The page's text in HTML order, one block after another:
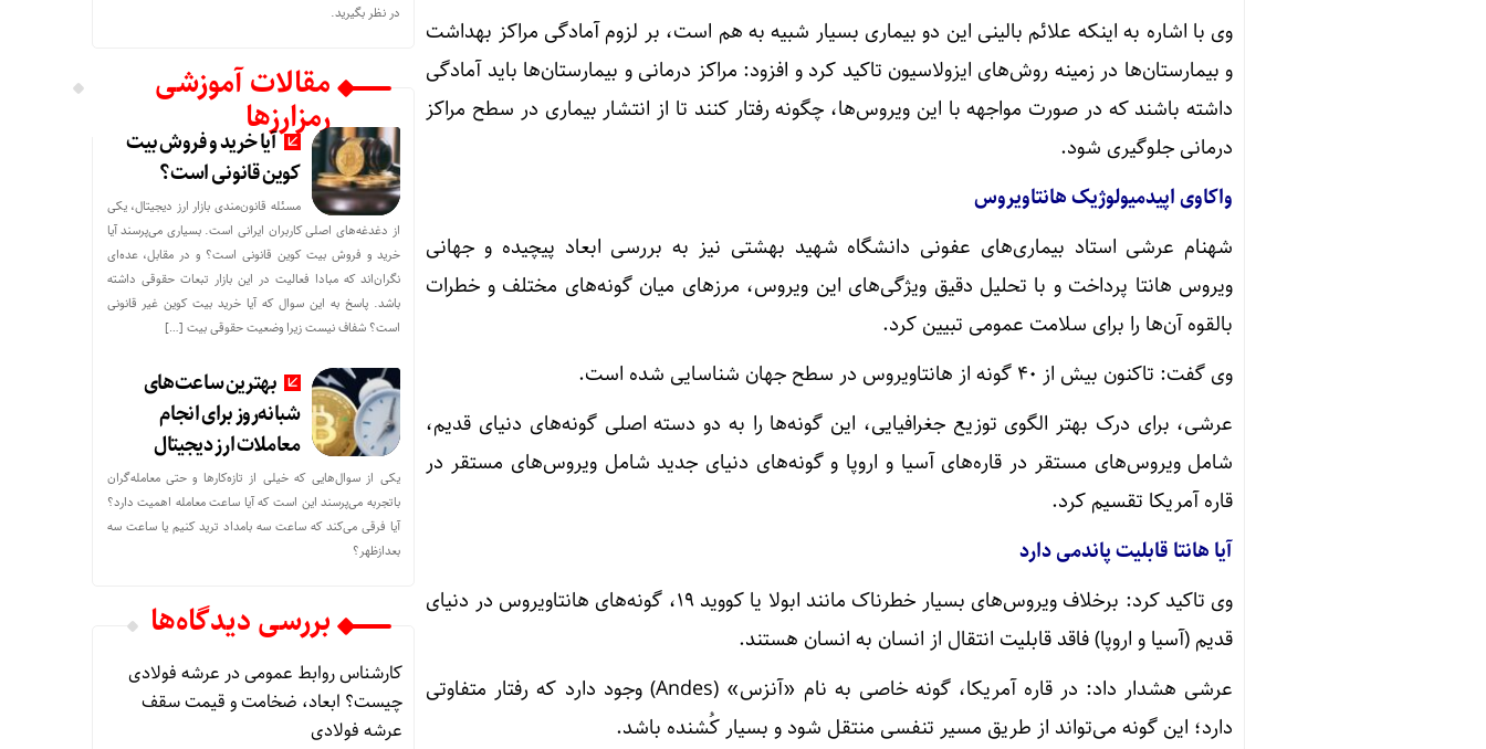
وی با اشاره به اینکه علائم بالینی این دو بیماری بسیار شبیه به هم است، بر لزوم آمادگی مراکز بهداشت
و بیمارستان‌ها در زمینه روش‌های ایزولاسیون تاکید کرد و افزود: مراکز درمانی و بیمارستان‌ها باید آمادگی
داشته باشند که در صورت مواجهه با این ویروس‌ها، چگونه رفتار کنند تا از انتشار بیماری در سطح مراکز
درمانی جلوگیری شود.
واکاوی اپیدمیولوژیک هانتاویروس
شهنام عرشی استاد بیماری‌های عفونی دانشگاه شهید بهشتی نیز به بررسی ابعاد پیچیده و جهانی
ویروس هانتا پرداخت و با تحلیل دقیق ویژگی‌های این ویروس، مرزهای میان گونه‌های مختلف و خطرات
بالقوه آن‌ها را برای سلامت عمومی تبیین کرد.
وی گفت: تاکنون بیش از ۴۰ گونه از هانتاویروس در سطح جهان شناسایی شده است.
عرشی، برای درک بهتر الگوی توزیع جغرافیایی، این گونه‌ها را به دو دسته اصلی گونه‌های دنیای قدیم،
شامل ویروس‌های مستقر در قاره‌های آسیا و اروپا و گونه‌های دنیای جدید شامل ویروس‌های مستقر در
قاره آمریکا تقسیم کرد.
آیا هانتا قابلیت پاندمی دارد
وی تاکید کرد: برخلاف ویروس‌های بسیار خطرناک مانند ابولا یا کووید ۱۹، گونه‌های هانتاویروس در دنیای
قدیم (آسیا و اروپا) فاقد قابلیت انتقال از انسان به انسان هستند.
عرشی هشدار داد: در قاره آمریکا، گونه خاصی به نام «آنزس» (Andes) وجود دارد که رفتار متفاوتی
دارد؛ این گونه می‌تواند از طریق مسیر تنفسی منتقل شود و بسیار کُشنده باشد.
در نظر بگیرید.
مقالات آموزشی
رمزارزهاآیا خرید و فروش بیت
کوین قانونی است؟
مسئله قانون‌مندی بازار ارز دیجیتال، یکی
از دغدغه‌های اصلی کاربران ایرانی است. بسیاری می‌پرسند آیا
خرید و فروش بیت کوین قانونی است؟ و در مقابل، عده‌ای
نگران‌اند که مبادا فعالیت در این بازار تبعات حقوقی داشته
باشد. پاسخ به این سوال که آیا خرید بیت کوین غیر قانونی
است؟ شفاف نیست زیرا وضعیت حقوقی بیت‌ […]
بهترین ساعت‌های
شبانه‌روز برای انجام
معاملات ارز دیجیتال
یکی از سوال‌هایی که خیلی از تازه‌کارها و حتی معامله‌گران
باتجربه می‌پرسند این است که آیا ساعت معامله اهمیت دارد؟
آیا فرقی می‌کند که ساعت سه بامداد ترید کنیم یا ساعت سه
بعدازظهر؟
بررسی دیدگاه‌ها
کارشناس روابط عمومیدر عرشه فولادی
چیست؟ ابعاد، ضخامت و قیمت سقف
عرشه فولادی